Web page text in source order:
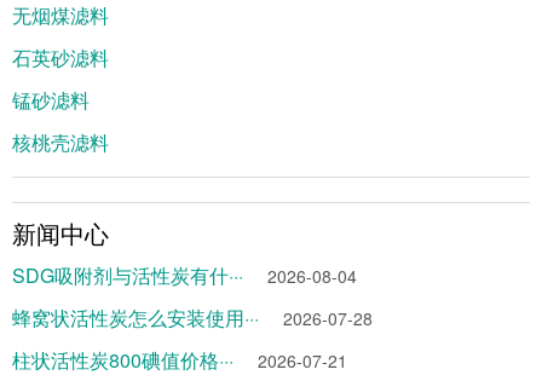
无烟煤滤料
石英砂滤料
锰砂滤料
核桃壳滤料
新闻中心
SDG吸附剂与活性炭有什··· 2026-08-04
蜂窝状活性炭怎么安装使用··· 2026-07-28
柱状活性炭800碘值价格··· 2026-07-21